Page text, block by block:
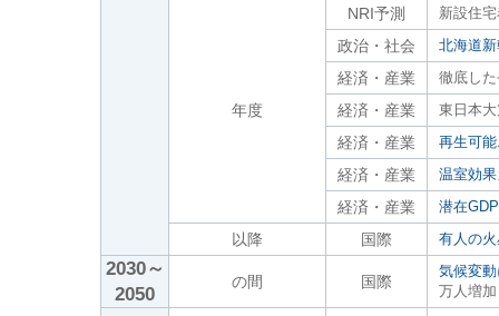
年度
NRI予測 新設住
政治・社会 北海道
経済・産業 徹底し
経済・産業 東日本
経済・産業 再生可
経済・産業 温室効
経済・産業 潜在
以降 国際 有人の
2030～
2050
の間 国際
気候変
万人増